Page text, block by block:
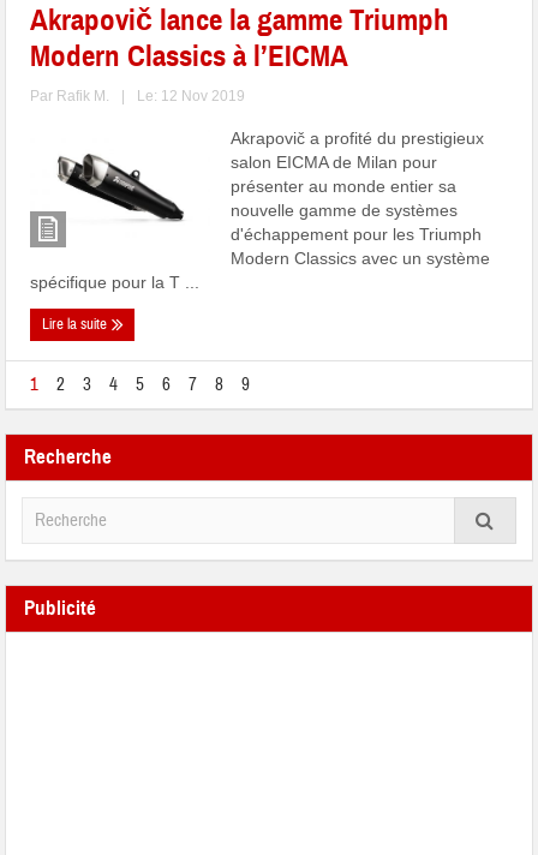
Akrapovič lance la gamme Triumph
Modern Classics à l’EICMA
Par Rafik M. Le: 12 Nov 2019
Akrapovič a profité du prestigieux
salon EICMA de Milan pour
présenter au monde entier sa
nouvelle gamme de systèmes
d'échappement pour les Triumph
Modern Classics avec un système
spécifique pour la T ...
Lire la suite
1 2 3 4 5 6 7 8 9
Recherche
Publicité